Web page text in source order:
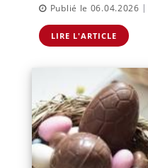
Publié le 06.04.2026 |
LIRE L'ARTICLE